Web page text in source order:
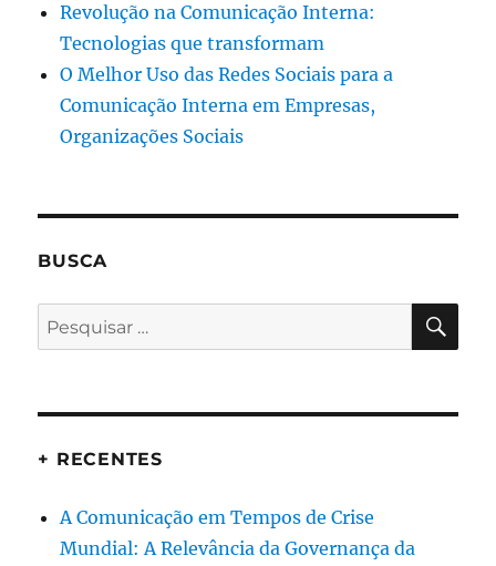
Revolução na Comunicação Interna:
Tecnologias que transformam
O Melhor Uso das Redes Sociais para a
Comunicação Interna em Empresas,
Organizações Sociais
BUSCA
Pesquisar
por:
+ RECENTES
A Comunicação em Tempos de Crise
Mundial: A Relevância da Governança da